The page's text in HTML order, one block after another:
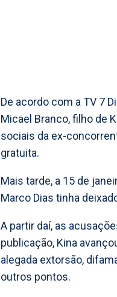
De acordo com a TV 7
Micael Branco, filho de
sociais da ex-
gratuita.
Mais tarde, a 15 de
Marco Dias tinha
A partir daí, as
publicação, Kina
alegada extorsão,
outros pontos.